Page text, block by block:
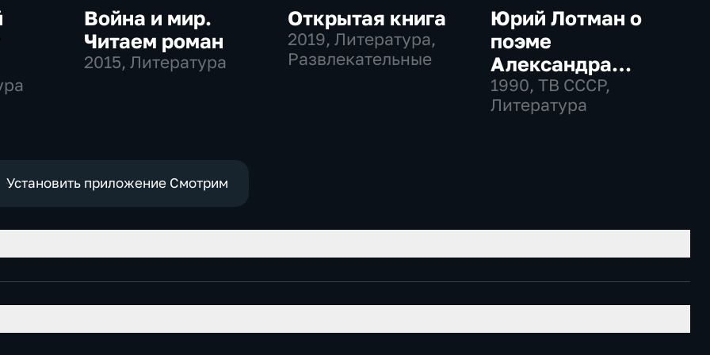
Война и мир.
Читаем роман
2015, Литература
Открытая книга
2019, Литература,
Развлекательные
Юрий Лотман о
поэме
Александра
Пушкина
"Полтава"
1990, ТВ СССР,
Литература
Установить приложение Смотрим